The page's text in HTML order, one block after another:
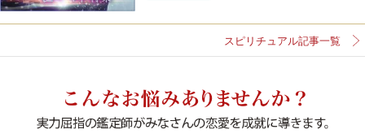
スピリチュアル記事一覧